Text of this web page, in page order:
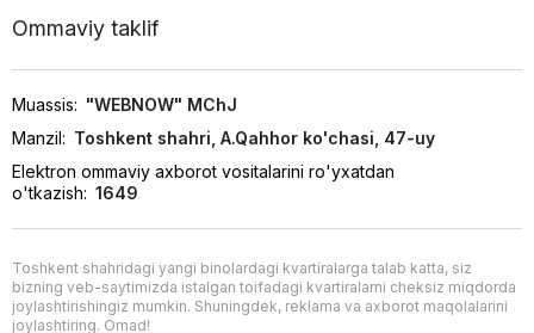
Ommaviy taklif
Muassis: "WEBNOW" MChJ
Manzil: Toshkent shahri, A.Qahhor ko'chasi, 47-uy
Elektron ommaviy axborot vositalarini ro'yxatdan
o'tkazish: 1649
Toshkent shahridagi yangi binolardagi kvartiralarga talab katta, siz
bizning veb-saytimizda istalgan toifadagi kvartiralarni cheksiz miqdorda
joylashtirishingiz mumkin. Shuningdek, reklama va axborot maqolalarini
joylashtiring. Omad!